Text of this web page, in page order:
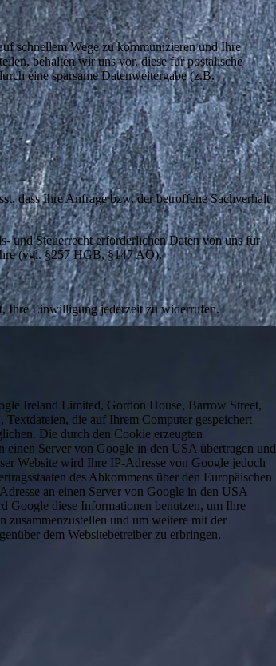
schnellem Wege zu kommunizieren und Ihre
behalten wir uns vor, diese für postalische
eine sparsame Datenweitergabe (z.B.
dass Ihre Anfrage bzw. der betroffene Sachverhalt
und Steuerrecht erforderlichen Daten von uns für
(vgl. §257 HGB, §147 AO).
Ihre Einwilligung jederzeit zu widerrufen.
Ireland Limited, Gordon House, Barrow Street,
die auf Ihrem Computer gespeichert
Die durch den Cookie erzeugten
einen Server von Google in den USA übertragen und
Website wird Ihre IP-Adresse von Google jedoch
des Abkommens über den Europäischen
an einen Server von Google in den USA
Google diese Informationen benutzen, um Ihre
zusammenzustellen und um weitere mit der
dem Websitebetreiber zu erbringen.